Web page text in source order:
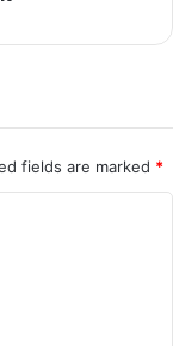
fields are marked *